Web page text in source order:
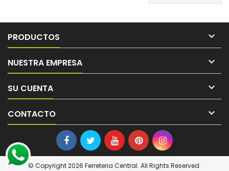
PRODUCTOS 
NUESTRA EMPRESA 
SU CUENTA 
CONTACTO 
© Copyright 2026 Ferreteria Central. All Rights Reserved.